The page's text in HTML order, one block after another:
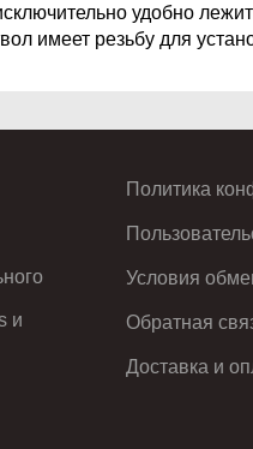
удобно
имеет резьбу для
и
Политика
Условия
Обратная
Доставка и